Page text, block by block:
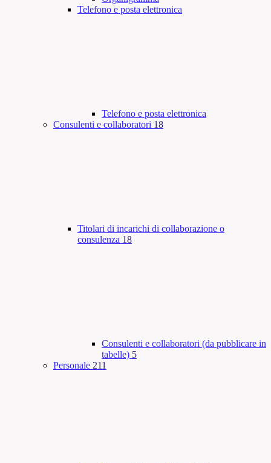
Telefono e posta elettronica
Telefono e posta elettronica
Consulenti e collaboratori 18
Titolari di incarichi di collaborazione o
consulenza 18
Consulenti e collaboratori (da pubblicare in
tabelle) 5
Personale 211